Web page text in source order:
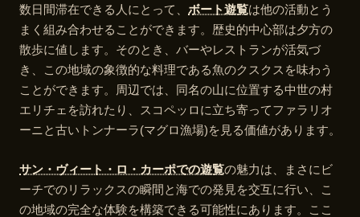
数日間滞在できる人にとって、 ボート遊覧は他の活動とう
まく組み合わせることができます。歴史的中心部は夕方の
散歩に値します。そのとき、バーやレストランが活気づ
き、この地域の象徴的な料理である魚のクスクスを味わう
ことができます。周辺では、同名の山に位置する中世の村
エリチェを訪れたり、スコペッロに立ち寄ってファラリオ
ーニと古いトンナーラ(マグロ漁場)を見る価値があります。
サン・ヴィート・ロ・カーポでの遊覧の魅力は、まさにビ
ーチでのリラックスの瞬間と海での発見を交互に行い、こ
の地域の完全な体験を構築できる可能性にあります。ここ